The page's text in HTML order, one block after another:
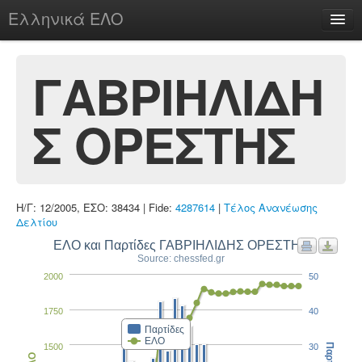
Ελληνικά ΕΛΟ
chesstu.be @ discord
Login
ΓΑΒΡΙΗΛΙΔΗ
Σ ΟΡΕΣΤΗΣ
Η/Γ: 12/2005, ΕΣΟ: 38434 | Fide: 4287614 | Τέλος Ανανέωσης
Δελτίου
ΕΛΟ και Παρτίδες ΓΑΒΡΙΗΛΙΔΗΣ ΟΡΕΣΤΗΣ
Source: chessfed.gr
Παρτίδες
ΕΛΟ
1500
1750
2000
30
40
50